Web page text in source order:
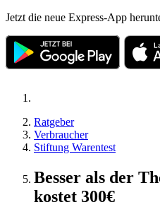
Jetzt die neue Express-App
Ratgeber
Verbraucher
Stiftung Warentest
Besser als der
kostet 300€